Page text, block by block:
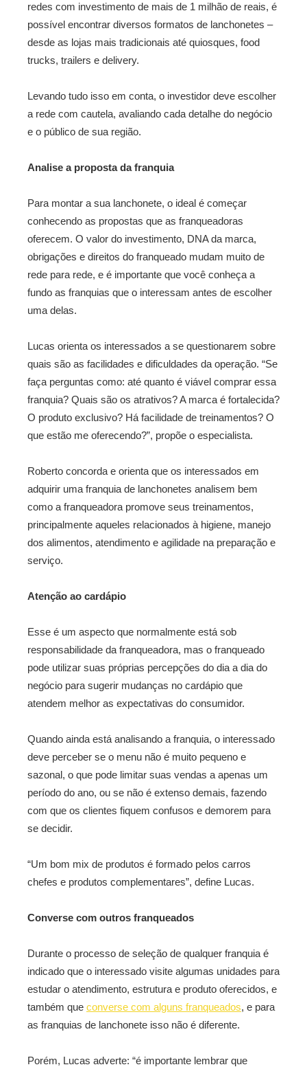
redes com investimento de mais de 1 milhão de reais, é
possível encontrar diversos formatos de lanchonetes –
desde as lojas mais tradicionais até quiosques, food
trucks, trailers e delivery.
Levando tudo isso em conta, o investidor deve escolher
a rede com cautela, avaliando cada detalhe do negócio
e o público de sua região.
Analise a proposta da franquia
Para montar a sua lanchonete, o ideal é começar
conhecendo as propostas que as franqueadoras
oferecem. O valor do investimento, DNA da marca,
obrigações e direitos do franqueado mudam muito de
rede para rede, e é importante que você conheça a
fundo as franquias que o interessam antes de escolher
uma delas.
Lucas orienta os interessados a se questionarem sobre
quais são as facilidades e dificuldades da operação. “Se
faça perguntas como: até quanto é viável comprar essa
franquia? Quais são os atrativos? A marca é fortalecida?
O produto exclusivo? Há facilidade de treinamentos? O
que estão me oferecendo?”, propõe o especialista.
Roberto concorda e orienta que os interessados em
adquirir uma franquia de lanchonetes analisem bem
como a franqueadora promove seus treinamentos,
principalmente aqueles relacionados à higiene, manejo
dos alimentos, atendimento e agilidade na preparação e
serviço.
Atenção ao cardápio
Esse é um aspecto que normalmente está sob
responsabilidade da franqueadora, mas o franqueado
pode utilizar suas próprias percepções do dia a dia do
negócio para sugerir mudanças no cardápio que
atendem melhor as expectativas do consumidor.
Quando ainda está analisando a franquia, o interessado
deve perceber se o menu não é muito pequeno e
sazonal, o que pode limitar suas vendas a apenas um
período do ano, ou se não é extenso demais, fazendo
com que os clientes fiquem confusos e demorem para
se decidir.
“Um bom mix de produtos é formado pelos carros
chefes e produtos complementares”, define Lucas.
Converse com outros franqueados
Durante o processo de seleção de qualquer franquia é
indicado que o interessado visite algumas unidades para
estudar o atendimento, estrutura e produto oferecidos, e
também que converse com alguns franqueados, e para
as franquias de lanchonete isso não é diferente.
Porém, Lucas adverte: “é importante lembrar que